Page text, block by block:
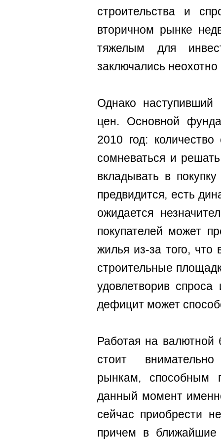
строительства и
вторичном рынке
тяжелым для
заключались
Однако наступивший
цен. Основной
2010 год:
сомневаться и
вкладывать в
предвидится, есть
ожидается
покупателей может
жилья из-за того, что
строительные
удовлетворив
дефицит может
Работая на валютной
стоит внимательно
рынкам, способным
данный момент
сейчас приобрести
причем в ближайшие